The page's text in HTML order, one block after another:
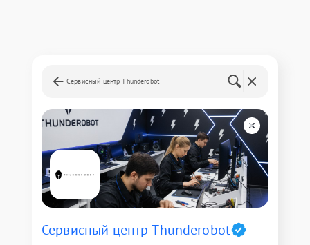
Сервисный центр Thunderobot
Сервисный центр Thunderobot